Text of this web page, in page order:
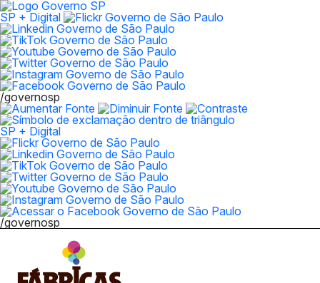
SP + Digital
/governosp
SP + Digital
/governosp